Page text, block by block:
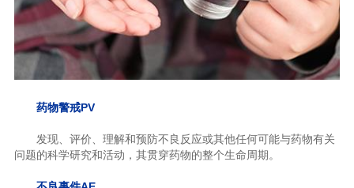
药物警戒PV
发现、评价、理解和预防不良反应或其他任何可能与药物有关
问题的科学研究和活动，其贯穿药物的整个生命周期。